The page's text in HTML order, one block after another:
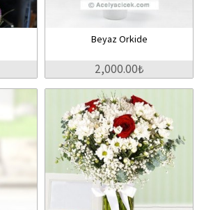
Beyaz Orkide
2,000.00₺